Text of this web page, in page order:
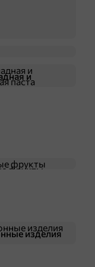
и
паста
фрукты
изделия